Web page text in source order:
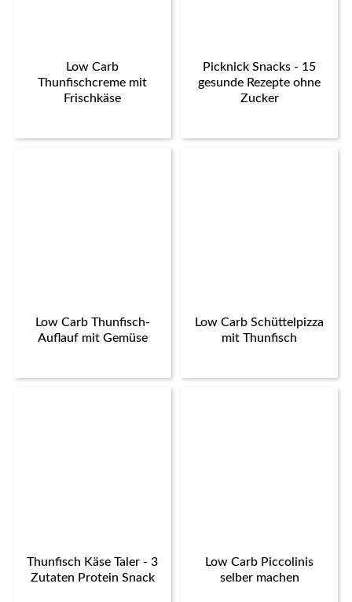
Low Carb
Thunfischcreme mit
Frischkäse
Picknick Snacks - 15
gesunde Rezepte ohne
Zucker
Low Carb Thunfisch-
Auflauf mit Gemüse
Low Carb Schüttelpizza
mit Thunfisch
Thunfisch Käse Taler - 3
Zutaten Protein Snack
Low Carb Piccolinis
selber machen